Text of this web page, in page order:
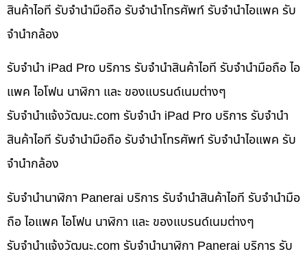
สินค้าไอที รับจำนำมือถือ รับจำนำโทรศัพท์ รับจำนำไอแพค รับ
จำนำกล้อง
รับจำนำ iPad Pro บริการ รับจำนำสินค้าไอที รับจำนำมือถือ ไอ
แพค ไอโฟน นาฬิกา และ ของแบรนด์เนมต่างๆ
รับจํานําแจ้งวัฒนะ.com รับจำนำ iPad Pro บริการ รับจำนำ
สินค้าไอที รับจำนำมือถือ รับจำนำโทรศัพท์ รับจำนำไอแพค รับ
จำนำกล้อง
รับจำนำนาฬิกา Panerai บริการ รับจำนำสินค้าไอที รับจำนำมือ
ถือ ไอแพค ไอโฟน นาฬิกา และ ของแบรนด์เนมต่างๆ
รับจํานําแจ้งวัฒนะ.com รับจำนำนาฬิกา Panerai บริการ รับ